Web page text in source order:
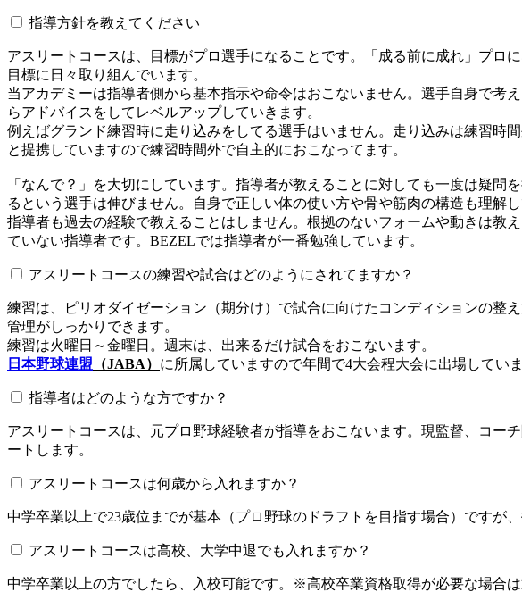
指導方針を教えてください
アスリートコースは、目標がプロ選手になることです。「成る前に成れ」プロ
目標に日々取り組んでいます。
当アカデミーは指導者側から基本指示や命令はおこないません。選手自身で考
らアドバイスをしてレベルアップしていきます。
例えばグランド練習時に走り込みをしてる選手はいません。走り込みは練習時
と提携していますので練習時間外で自主的におこなってます。
「なんで？」を大切にしています。指導者が教えることに対しても一度は疑
るという選手は伸びません。自身で正しい体の使い方や骨や筋肉の構造も理解
指導者も過去の経験で教えることはしません。根拠のないフォームや動きは教
ていない指導者です。BEZELでは指導者が一番勉強しています。
アスリートコースの練習や試合はどのようにされてますか？
練習は、ピリオダイゼーション（期分け）で試合に向けたコンディションの整
管理がしっかりできます。
練習は火曜日～金曜日。週末は、出来るだけ試合をおこないます。
日本野球連盟 （JABA） に所属していますので年間で4大会程大会に出場していま
指導者はどのような方ですか？
アスリートコースは、元プロ野球経験者が指導をおこないます。現監督、コ
ートします。
アスリートコースは何歳から入れますか？
中学卒業以上で23歳位までが基本（プロ野球のドラフトを目指す場合）ですが
アスリートコースは高校、大学中退でも入れますか？
中学卒業以上の方でしたら、入校可能です。※高校卒業資格取得が必要な場合